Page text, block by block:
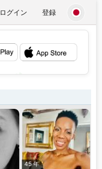
ログイン 登録
45 年